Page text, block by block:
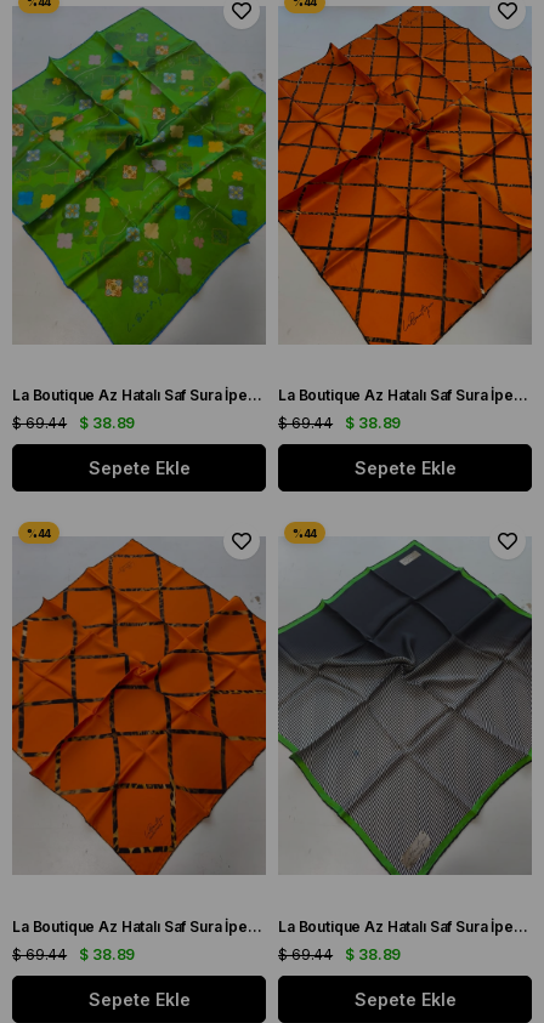
La Boutique Az Hatalı Saf Sura İpek Eşarp Yeşil - Saks Mavisi Çiçek Desen
$ 38.89
$ 69.44
Sepete Ekle
La Boutique Az Hatalı Saf Sura İpek Eşarp Turuncu Leopar Desen
$ 38.89
$ 69.44
Sepete Ekle
La Boutique Az Hatalı Saf Sura İpek Eşarp Turuncu Leopar Desen
$ 38.89
$ 69.44
Sepete Ekle
La Boutique Az Hatalı Saf Sura İpek Eşarp Yeşil - Beyaz Çizgi Desen
$ 38.89
$ 69.44
Sepete Ekle